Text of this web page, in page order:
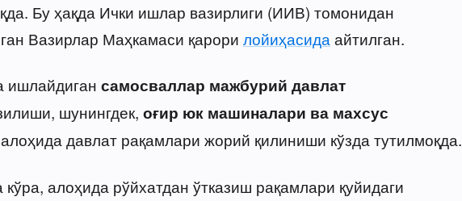
Бу ҳақда Ички ишлар вазирлиги (ИИВ) томонидан
Вазирлар Маҳкамаси қарори лойиҳасида айтилган.
ишлайдиган самосваллар мажбурий давлат
шунингдек, оғир юк машиналари ва махсус
давлат рақамлари жорий қилиниши кўзда тутилмоқда.
алоҳида рўйхатдан ўтказиш рақамлари қуйидаги